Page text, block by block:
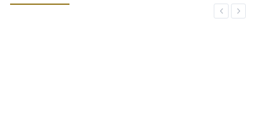
Previous
Next